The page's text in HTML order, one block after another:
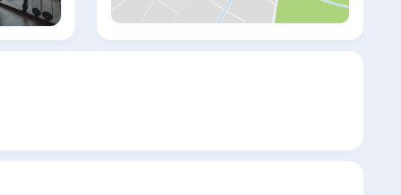
(friendly and helpful). The hotel is 20-
minute drive to Patong beach and Phuket
International Airport is 31 km away. Your